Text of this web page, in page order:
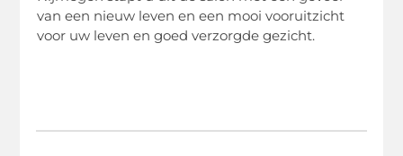
van een nieuw leven en een mooi vooruitzicht
voor uw leven en goed verzorgde gezicht.